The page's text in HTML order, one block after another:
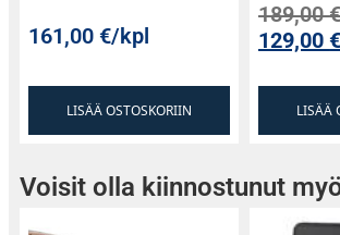
161,00€/kpl
LISÄÄ OSTOSKORIIN
189,00
129,00
LISÄÄ
Voisit olla kiinnostunut